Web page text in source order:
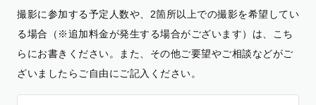
撮影に参加する予定人数や、2箇所以上での撮影を希望してい
る場合（※追加料金が発生する場合がございます）は、こち
らにお書きください。また、その他ご要望やご相談などがご
ざいましたらご自由にご記入ください。